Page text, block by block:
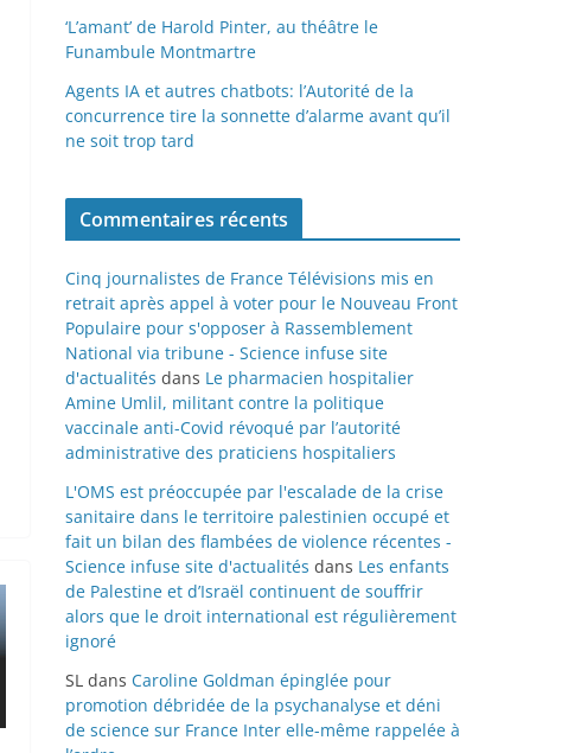
‘L’amant’ de Harold Pinter, au théâtre le
Funambule Montmartre
Agents IA et autres chatbots: l’Autorité de la
concurrence tire la sonnette d’alarme avant qu’il
ne soit trop tard
Commentaires récents
Cinq journalistes de France Télévisions mis en
retrait après appel à voter pour le Nouveau Front
Populaire pour s'opposer à Rassemblement
National via tribune - Science infuse site
d'actualités dans Le pharmacien hospitalier
Amine Umlil, militant contre la politique
vaccinale anti-Covid révoqué par l’autorité
administrative des praticiens hospitaliers
L'OMS est préoccupée par l'escalade de la crise
sanitaire dans le territoire palestinien occupé et
fait un bilan des flambées de violence récentes -
Science infuse site d'actualités dans Les enfants
de Palestine et d’Israël continuent de souffrir
alors que le droit international est régulièrement
ignoré
SL dans Caroline Goldman épinglée pour
promotion débridée de la psychanalyse et déni
de science sur France Inter elle-même rappelée à